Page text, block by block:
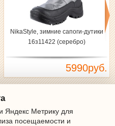
NikaStyle, зимние сапоги-дутики
16з11422 (серебро)
5990руб.
| Войти
Метрику для
посещаемости и